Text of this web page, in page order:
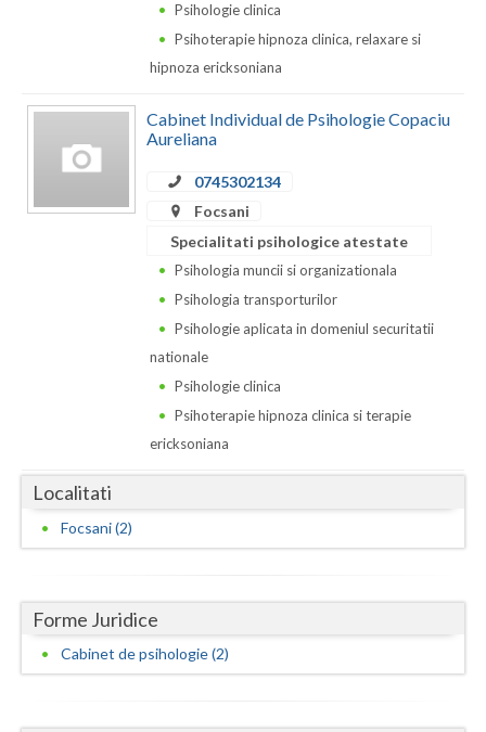
Giurgiu
Mures
Neamt
Prahova
Psihologie clinica
Psihoterapie hipnoza clinica, relaxare si
hipnoza ericksoniana
Cabinet Individual de Psihologie Copaciu
Aureliana
0745302134
Focsani
Specialitati psihologice atestate
Psihologia muncii si organizationala
Psihologia transporturilor
Psihologie aplicata in domeniul securitatii
nationale
Psihologie clinica
Psihoterapie hipnoza clinica si terapie
ericksoniana
Localitati
Focsani (2)
Forme Juridice
Cabinet de psihologie (2)